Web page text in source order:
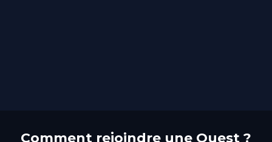
Comment rejoindre une Quest ?